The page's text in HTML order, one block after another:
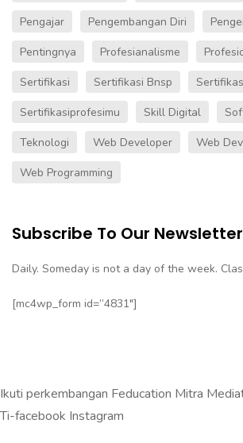
Pengajar
Pengembangan Diri
Pentingnya
Profesianalisme
Sertifikasi
Sertifikasi Bnsp
Sertifikasiprofesimu
Skill Digital
Teknologi
Web Developer
Web
Web Programming
Subscribe To Our Newsletter
Daily. Someday is not a day of the week.
[mc4wp_form id=”4831″]
Ikuti perkembangan Feducation Mitra
Ti-facebook Instagram